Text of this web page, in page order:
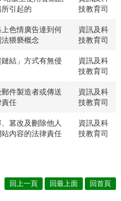
引起的
技教育司
色情廣告達到何
猥褻概念
資訊及科
技教育司
結」方式有無侵
資訊及科
技教育司
件製造者或傳送
任
資訊及科
技教育司
篡改及刪除他人
內容的法律責任
資訊及科
技教育司
回上一頁 回最上面 回首頁